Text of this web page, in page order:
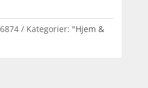
6874 Kategorier: "Hjem &